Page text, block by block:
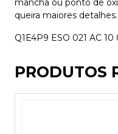
mancha ou ponto de
queira maiores
Q1E4P9 ESO 021 AC 10
PRODUTOS